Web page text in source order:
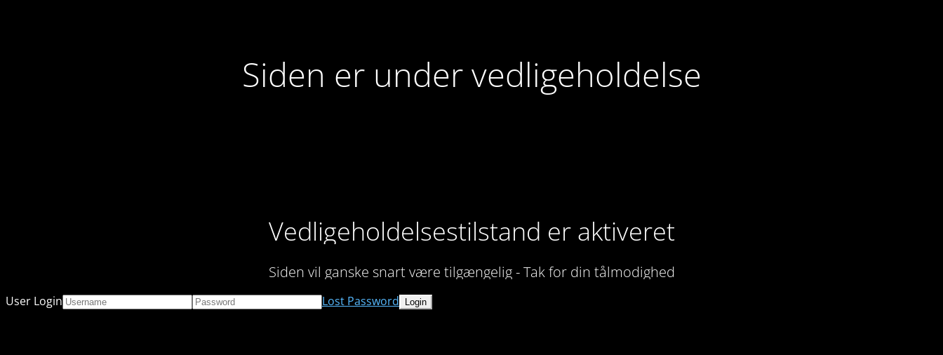
Siden er under vedligeholdelse
Vedligeholdelsestilstand er aktiveret
Siden vil ganske snart være tilgængelig - Tak for din tålmodighed
User Login Lost Password